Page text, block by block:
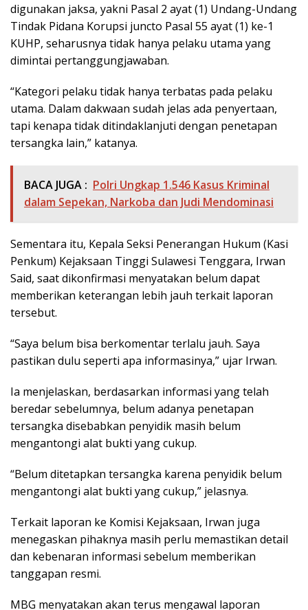
digunakan jaksa, yakni Pasal 2 ayat (1) Undang-Undang
Tindak Pidana Korupsi juncto Pasal 55 ayat (1) ke-1
KUHP, seharusnya tidak hanya pelaku utama yang
dimintai pertanggungjawaban.
“Kategori pelaku tidak hanya terbatas pada pelaku
utama. Dalam dakwaan sudah jelas ada penyertaan,
tapi kenapa tidak ditindaklanjuti dengan penetapan
tersangka lain,” katanya.
BACA JUGA : Polri Ungkap 1.546 Kasus Kriminal
dalam Sepekan, Narkoba dan Judi Mendominasi
Sementara itu, Kepala Seksi Penerangan Hukum (Kasi
Penkum) Kejaksaan Tinggi Sulawesi Tenggara, Irwan
Said, saat dikonfirmasi menyatakan belum dapat
memberikan keterangan lebih jauh terkait laporan
tersebut.
“Saya belum bisa berkomentar terlalu jauh. Saya
pastikan dulu seperti apa informasinya,” ujar Irwan.
Ia menjelaskan, berdasarkan informasi yang telah
beredar sebelumnya, belum adanya penetapan
tersangka disebabkan penyidik masih belum
mengantongi alat bukti yang cukup.
“Belum ditetapkan tersangka karena penyidik belum
mengantongi alat bukti yang cukup,” jelasnya.
Terkait laporan ke Komisi Kejaksaan, Irwan juga
menegaskan pihaknya masih perlu memastikan detail
dan kebenaran informasi sebelum memberikan
tanggapan resmi.
MBG menyatakan akan terus mengawal laporan